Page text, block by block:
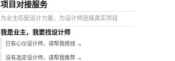
项目对接服务
为业主匹配设计力量，为设计师连接真实项目
我是业主，我要找设计师
已有心仪设计师，请帮我搭线 →
没有选定设计师，请帮我推荐 →